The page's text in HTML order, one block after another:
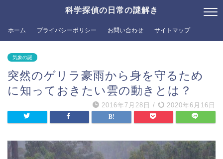
科学探偵の日常の謎解き
ホーム プライバシーポリシー お問い合わせ サイトマップ
気象の謎
突然のゲリラ豪雨から身を守るため
に知っておきたい雲の動きとは？
2016年7月28日 / 2020年6月16日